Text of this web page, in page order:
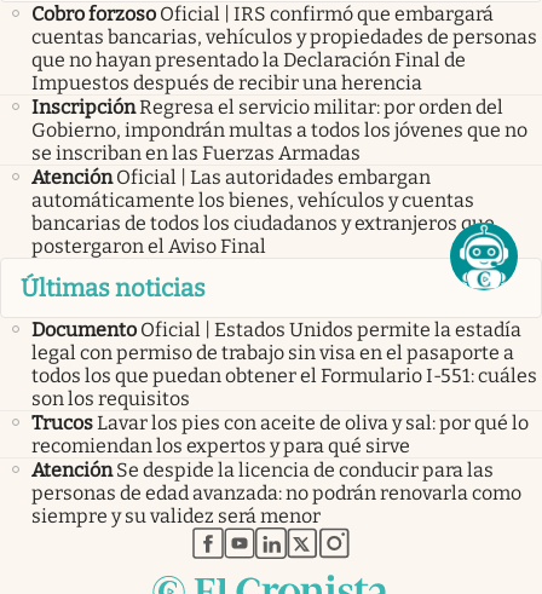
Cobro forzoso Oficial | IRS confirmó que embargará
cuentas bancarias, vehículos y propiedades de personas
que no hayan presentado la Declaración Final de
Impuestos después de recibir una herencia
InscripciónRegresa el servicio militar: por orden del
Gobierno, impondrán multas a todos los jóvenes que no
se inscriban en las Fuerzas Armadas
Atención Oficial | Las autoridades embargan
automáticamente los bienes, vehículos y cuentas
bancarias de todos los ciudadanos y extranjeros que
postergaron el Aviso Final
Últimas noticias
Documento Oficial | Estados Unidos permite la estadía
legal con permiso de trabajo sin visa en el pasaporte a
todos los que puedan obtener el Formulario I-551: cuáles
son los requisitos
TrucosLavar los pies con aceite de oliva y sal: por qué lo
recomiendan los expertos y para qué sirve
Atención Se despide la licencia de conducir para las
personas de edad avanzada: no podrán renovarla como
siempre y su validez será menor
abre en nueva pestaña
abre en nueva pestaña
abre en nueva pestaña
abre en nueva pestaña
abre en nueva pestaña